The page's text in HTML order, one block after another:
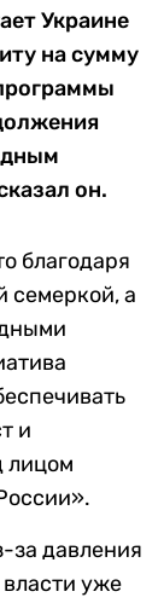
Украине
на сумму
он.
благодаря
семеркой, а
и
лицом
за давления
уже